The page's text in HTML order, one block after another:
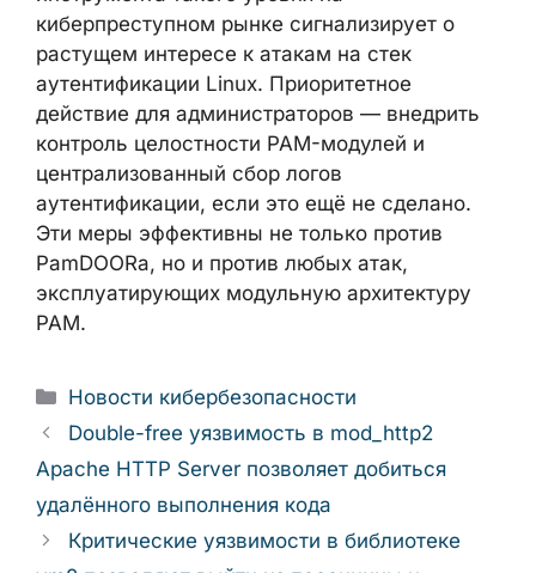
debsums libpam-modules (для
Debian/Ubuntu).
Несмотря на отсутствие подтверждённых
случаев применения PamDOORa в
реальных атаках, сам факт появления
коммерческого инструмента такого уровня
на киберпреступном рынке сигнализирует
о растущем интересе к атакам на стек
аутентификации Linux. Приоритетное
действие для администраторов — внедрить
аутентификации, если это ещё не сделано.
Эти меры эффективны не только против
PamDOORa, но и против любых атак,
эксплуатирующих модульную архитектуру
PAM.